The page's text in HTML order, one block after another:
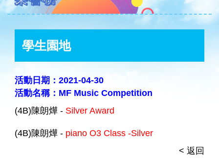
學生園地
活動日期：2021-04-30
活動名稱：MF Music Competition
(4B)陳朗燁 - Silver Award
(4B)陳朗燁 - piano O3 Class -Silver
< 返回